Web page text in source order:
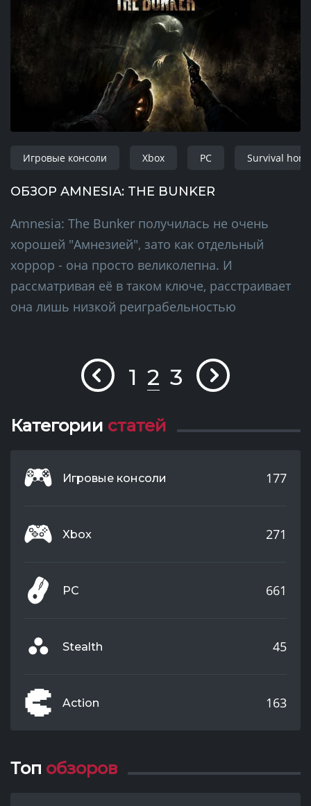
Игровые консоли Xbox PC Survival
ОБЗОР AMNESIA: THE BUNKER
Amnesia: The Bunker получилась не очень
хорошей "Амнезией", зато как отдельный
хоррор - она просто великолепна. И
рассматривая её в таком ключе, расстраивает
она лишь низкой реиграбельностью
1 2 3
Категории статей
Игровые консоли 177
Xbox 271
PC 661
Stealth 45
Action 163
Топ обзоров